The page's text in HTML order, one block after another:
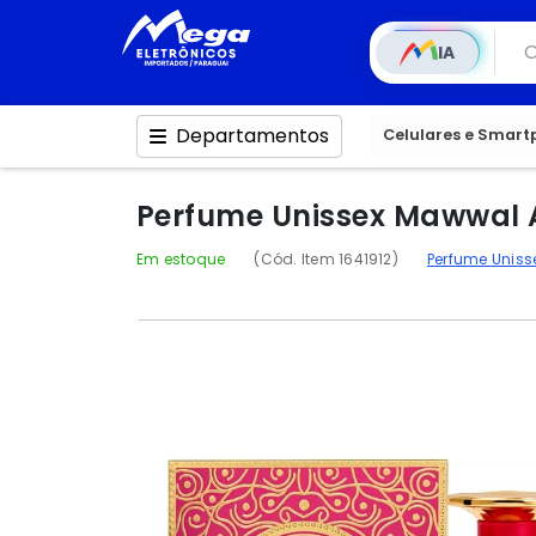
IA
Departamentos Celulares e
Perfume Unissex Mawwal
Em estoque (Cód. Item 1641912) Perfume